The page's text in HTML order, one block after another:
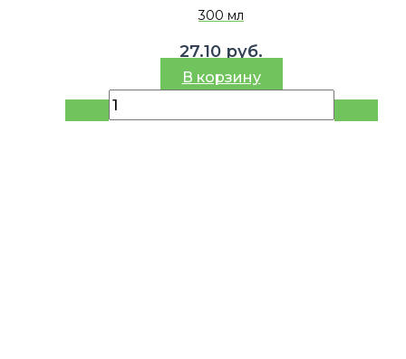
300 мл
27.10 руб.
В корзину